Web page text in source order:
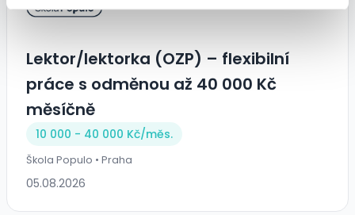
Lektor/lektorka (OZP) – flexibilní
práce s odměnou až 40 000 Kč
měsíčně
10 000 - 40 000 Kč/měs.
Škola Populo • Praha
05.08.2026